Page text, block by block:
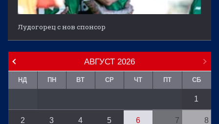
Лудогорец с нов спонсор
АВГУСТ 2026
НД ПН ВТ СР ЧТ ПТ СБ
1
2 3 4 5 6 7 8